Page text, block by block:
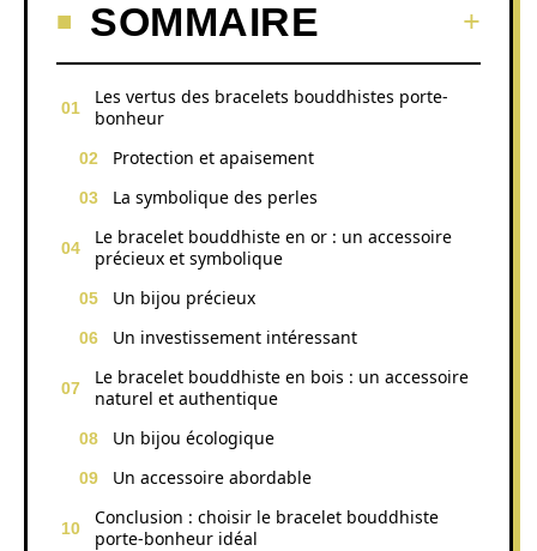
SOMMAIRE
Les vertus des bracelets bouddhistes porte-
bonheur
Protection et apaisement
La symbolique des perles
Le bracelet bouddhiste en or : un accessoire
précieux et symbolique
Un bijou précieux
Un investissement intéressant
Le bracelet bouddhiste en bois : un accessoire
naturel et authentique
Un bijou écologique
Un accessoire abordable
Conclusion : choisir le bracelet bouddhiste
porte-bonheur idéal